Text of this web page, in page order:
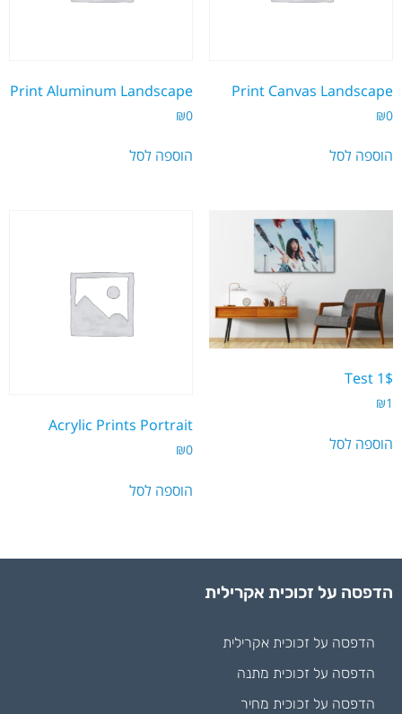
Print Canvas Landscape
₪0
הוספה לסל
Print Aluminum Landscape
₪0
הוספה לסל
Test 1$
₪1
הוספה לסל
Acrylic Prints Portrait
₪0
הוספה לסל
הדפסה על זכוכית אקרילית
הדפסה על זכוכית אקרילית
הדפסה על זכוכית מתנה
הדפסה על זכוכית מחיר